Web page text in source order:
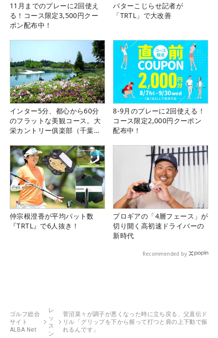
11月までのプレーに2回使え
る！コース限定3,500円クー
ポン配布中！
パターこじらせ記者が
「TRTL」で大改善
インター5分、都心から60分
のフラットな美観コース。大
栄カントリー俱楽部（千葉
8-9月のプレーに2回使える！
コース限定2,000円クーポン
配布中！
仲宗根澄香が平均パット数
『TRTL』で6人抜き！
プロギアの「4層フェース」が
切り開く高初速ドライバーの
新時代
Recommended by
ゴルフ総合
サイト
ALBA Net
レ
ッ
ス
ン
菅沼菜々が調子が悪くなった時に立ち戻る、父直伝ド
リル「グリップを下から握って打つと肩の上下動で振
れるんです」